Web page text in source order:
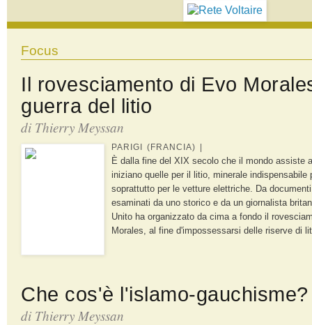
Focus
Il rovesciamento di Evo
guerra del litio
di Thierry Meyssan
PARIGI (FRANCIA) |
È dalla fine del XIX secolo che il mondo assiste
iniziano quelle per il litio, minerale indispensabile
soprattutto per le vetture elettriche. Da
esaminati da uno storico e da un giornalista
Unito ha organizzato da cima a fondo il
Morales, al fine d'impossessarsi delle riserve di
Che cos'è l'islamo-gauchisme?
di Thierry Meyssan